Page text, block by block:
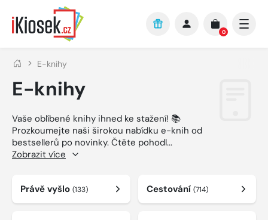
Přejít na hlavní obsah
0
E-knihy
E-knihy
Vaše oblíbené knihy ihned ke stažení! 📚
Prozkoumejte naši širokou nabídku e-knih od
bestsellerů po novinky. Čtěte pohodl...
Zobrazit více
Právě vyšlo (133) Cestování (714)